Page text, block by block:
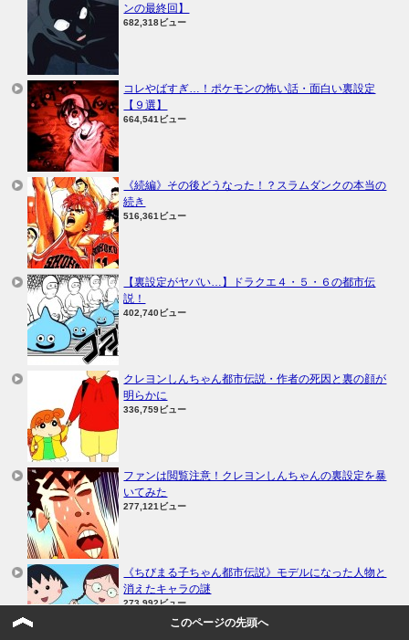
ンの最終回】
682,318ビュー
コレやばすぎ…！ポケモンの怖い話・面白い裏設定
【９選】
664,541ビュー
《続編》その後どうなった！？スラムダンクの本当の
続き
516,361ビュー
【裏設定がヤバい…】ドラクエ４・５・６の都市伝
説！
402,740ビュー
クレヨンしんちゃん都市伝説・作者の死因と裏の顔が
明らかに
336,759ビュー
ファンは閲覧注意！クレヨンしんちゃんの裏設定を暴
いてみた
277,121ビュー
《ちびまる子ちゃん都市伝説》モデルになった人物と
消えたキャラの謎
273,992ビュー
このページの先頭へ